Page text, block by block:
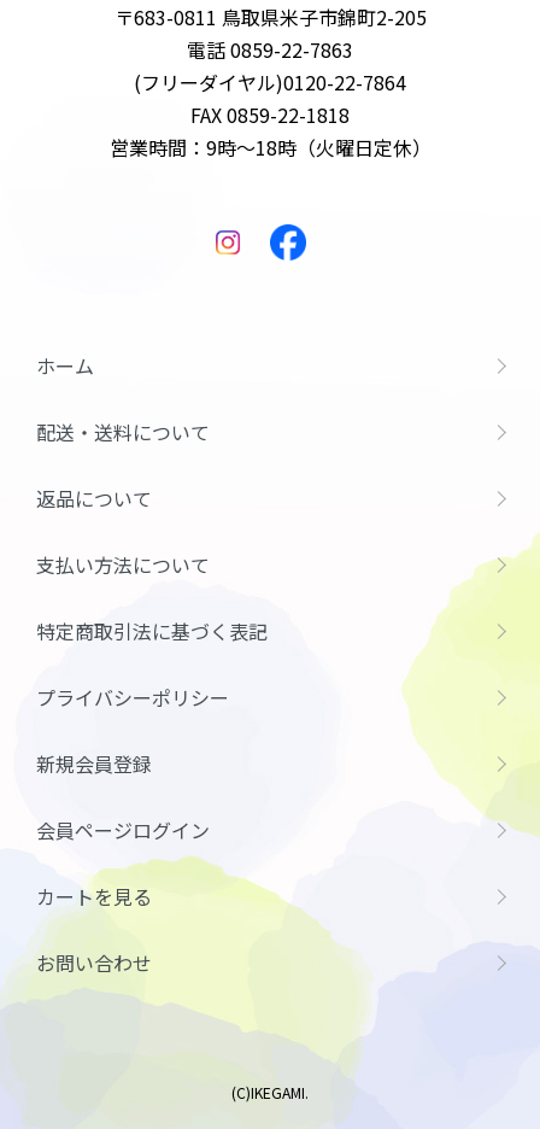
〒683-0811 鳥取県米子市錦町2-205
電話 0859-22-7863
(フリーダイヤル)0120-22-7864
FAX 0859-22-1818
営業時間：9時～18時（火曜日定休）
ホーム
配送・送料について
返品について
支払い方法について
特定商取引法に基づく表記
プライバシーポリシー
新規会員登録
会員ページログイン
カートを見る
お問い合わせ
(C)IKEGAMI.